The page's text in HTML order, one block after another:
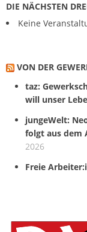
DIE NÄCHSTEN
Keine
VON DER
taz:
will unser
jungeWelt:
folgt aus dem
2026
Freie